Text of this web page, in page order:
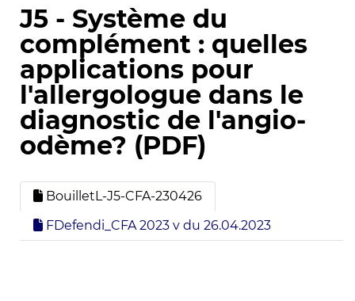
J5 - Système du
complément : quelles
applications pour
l'allergologue dans le
diagnostic de l'angio-
odème? (PDF)
BouilletL-J5-CFA-230426
FDefendi_CFA 2023 v du 26.04.2023